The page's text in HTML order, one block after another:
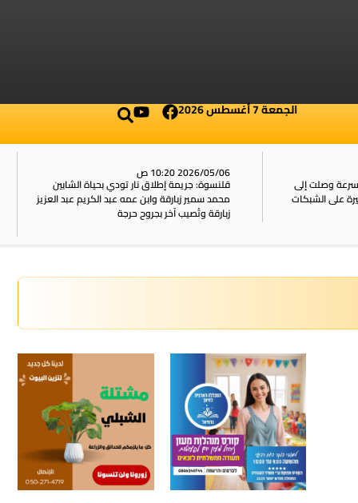
الجمعة 7 أغسطس 2026
وصلت إلى
2026/05/06 10:20 ص
قلنسوة: جريمة إطلاق نار تودي بحياة الشابين
محمد سمير زبارقة وابن عمه عبد الكريم عبد العزيز
زبارقة وتُصيب آخر بجروح حرجة